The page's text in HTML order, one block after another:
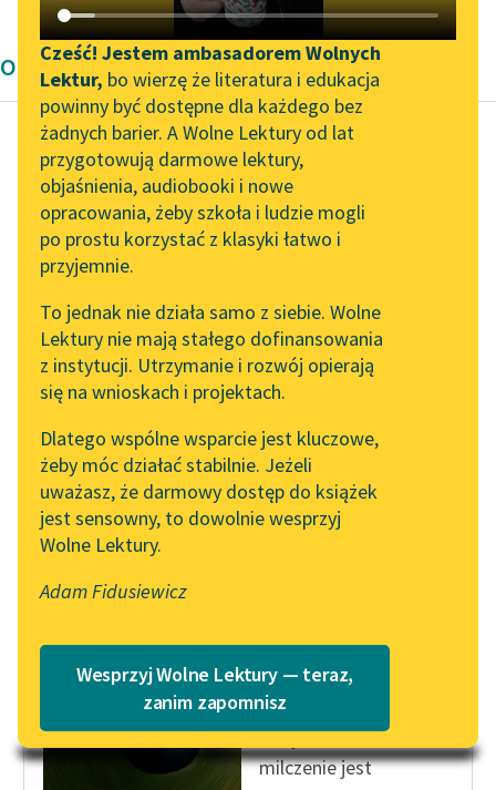
Katalog DAISY
Podkasty o książkach
Zgłoś brak utworu
Aktualności
„Prokurator Alicja Horn”
do słuchania
Byliśmy częścią AI Impact
Lab
online z tłumaczkami
literatury skandynawskiej
Spotkanie z Katarzyną
Tunkiel w Oslo
102. lata temu zmarł
Joseph Conrad
Blog
niepełnosprawnościami
E-kolekcja lektur
szkolnych i literatury do
Narzędzia
Mapa Wolnych Lektur
Leśmianator
Przewodnik dla piszących i
API
OAI-PMH
Widget Wolnych Lektur
Przypisy
Katalog
Cześć! Jestem ambasadorem Wolnych
Lektur, bo wierzę że literatura i edukacja
powinny być dostępne dla każdego bez
żadnych barier. A Wolne Lektury od lat
przygotowują darmowe lektury,
objaśnienia, audiobooki i nowe
opracowania, żeby szkoła i ludzie mogli
po prostu korzystać z klasyki łatwo i
przyjemnie.
To jednak nie działa samo z siebie. Wolne
Lektury nie mają stałego dofinansowania
z instytucji. Utrzymanie i rozwój opierają
się na wnioskach i projektach.
Dlatego wspólne wsparcie jest kluczowe,
żeby móc działać stabilnie. Jeżeli
uważasz, że darmowy dostęp do książek
jest sensowny, to dowolnie wesprzyj
Wolne Lektury.
Adam Fidusiewicz
Wesprzyj Wolne Lektury — teraz,
zanim zapomnisz
Opowiadanie i Legenda
Autor nieznany
Ze skarbnicy
midraszy
przez długi czas pościł i
modlił się, żeby
przyszedł do niego...
Czytaj więcej
— Ja zaś teraz
udowodnię wam
wszystkim, że
milczenie jest